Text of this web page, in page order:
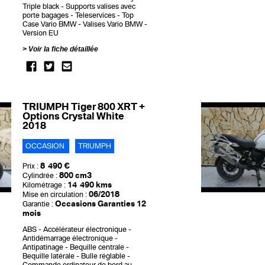
Triple black
Supports valises avec
porte bagages
Teleservices
Top
Case Vario BMW
Valises Vario BMW
Version EU
Voir la fiche détaillée
TRIUMPH Tiger 800 XRT +
Options Crystal White
2018
OCCASION TRIUMPH
Prix : 8 490 €
Cylindrée : 800 cm3
Kilométrage : 14 490 kms
Mise en circulation : 06/2018
Garantie : Occasions Garanties 12
mois
ABS
Accélérateur électronique
Antidémarrage électronique
Antipatinage
Bequille centrale
Bequille latérale
Bulle réglable